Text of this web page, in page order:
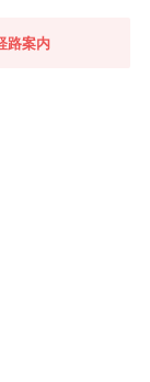
路案内